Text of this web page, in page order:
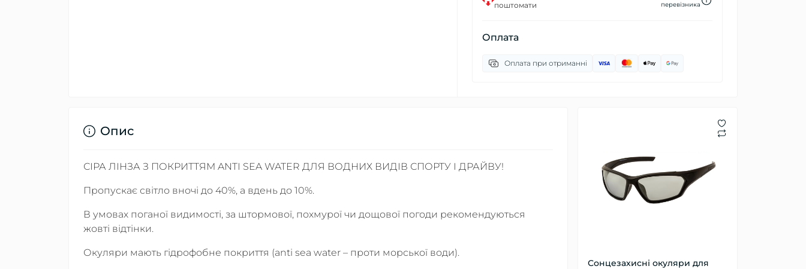
поштомати
перевізника
Оплата
Оплата при отриманні
Сонцезахисні окуляри для
Опис
СІРА ЛІНЗА З ПОКРИТТЯМ ANTI SEA WATER ДЛЯ ВОДНИХ ВИДІВ СПОРТУ І ДРАЙВУ!
Пропускає світло вночі до 40%, а вдень до 10%.
В умовах поганої видимості, за штормової, похмурої чи дощової погоди рекомендуються
жовті відтінки.
Окуляри мають гідрофобне покриття (anti sea water – проти морської води).